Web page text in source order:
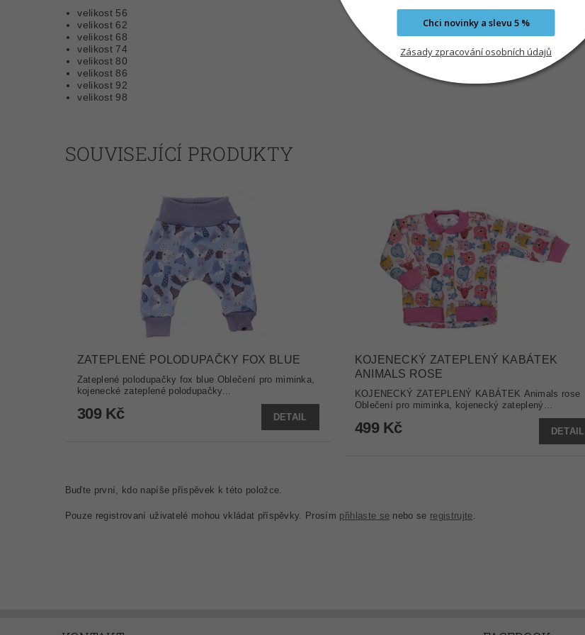
velikost 56
velikost 62
velikost 68
velikost 74
velikost 80
velikost 86
velikost 92
velikost 98
SOUVISEJÍCÍ PRODUKTY
ZATEPLENÉ POLODUPAČKY FOX BLUE
Zateplené polodupačky fox blue Oblečení pro miminka,
kojenecké zateplené polodupačky...
309 Kč DETAIL
KOJENECKÝ ZATEPLENÝ KABÁTEK
ANIMALS ROSE
KOJENECKÝ ZATEPLENÝ KABÁTEK Animals rose
Oblečení pro miminka, kojenecký zateplený...
499 Kč DETAIL
Buďte první, kdo napíše příspěvek k této položce.
Pouze registrovaní uživatelé mohou vkládat příspěvky. Prosím přihlaste se nebo se registrujte.
Chci novinky a slevu 5 %
Zásady zpracování osobních údajů